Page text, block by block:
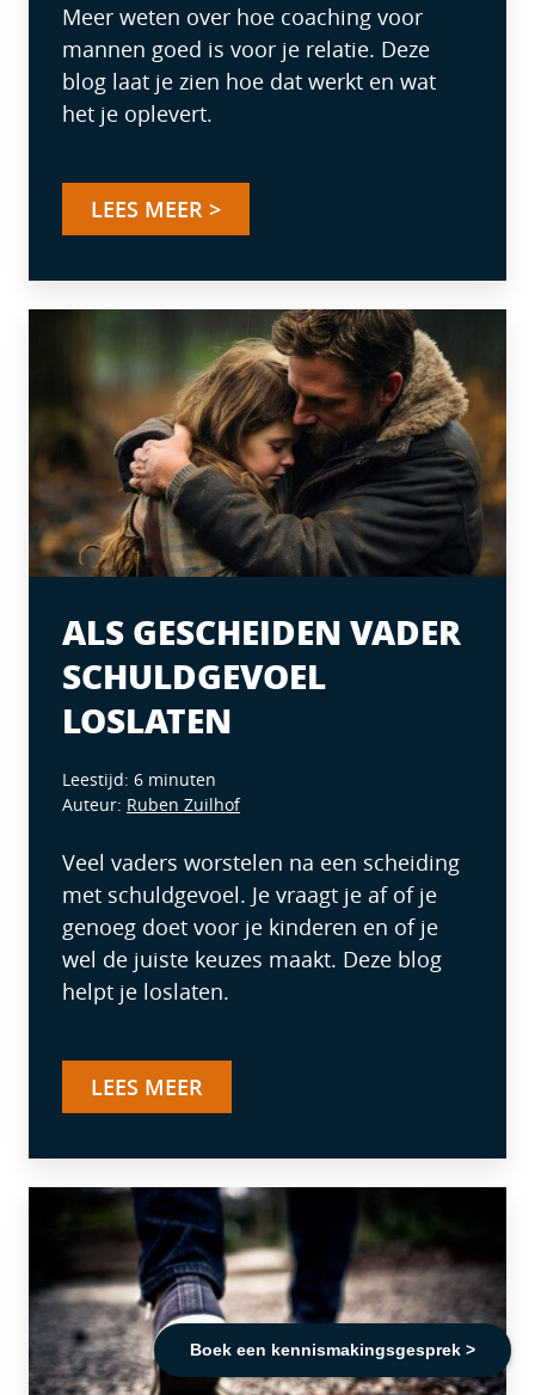
Boek een kennismakingsgesprek >
Meer weten over hoe coaching voor
mannen goed is voor je relatie. Deze
blog laat je zien hoe dat werkt en wat
het je oplevert.
LEES MEER >
ALS GESCHEIDEN VADER
SCHULDGEVOEL
LOSLATEN
Leestijd: 6 minuten
Auteur: Ruben Zuilhof
Veel vaders worstelen na een scheiding
met schuldgevoel. Je vraagt je af of je
genoeg doet voor je kinderen en of je
wel de juiste keuzes maakt. Deze blog
helpt je loslaten.
LEES MEER